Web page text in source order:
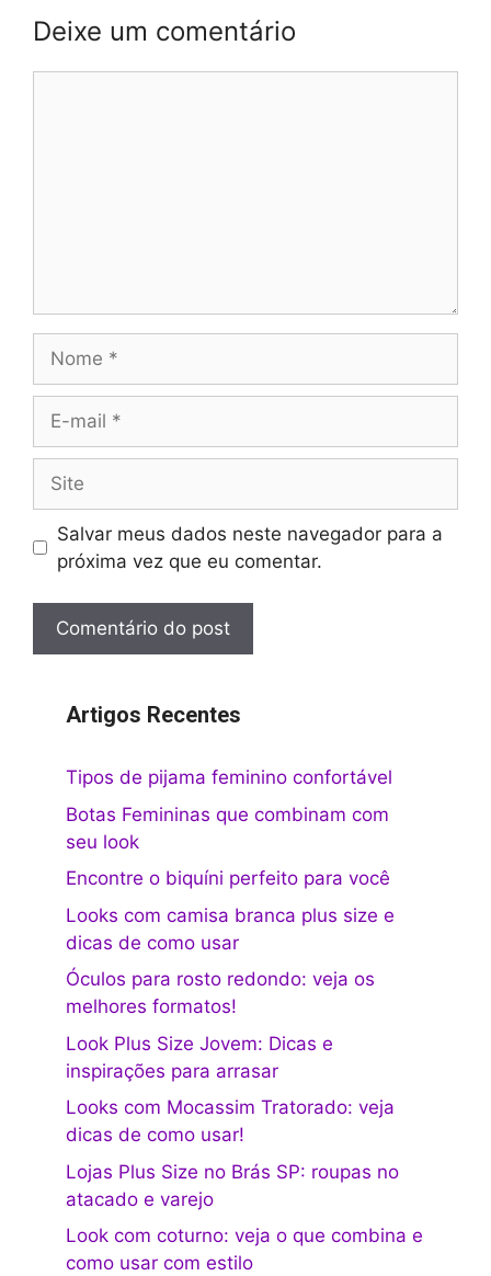
Deixe um comentário
mail
Salvar meus dados neste navegador para a
próxima vez que eu comentar.
Artigos Recentes
Tipos de pijama feminino confortável
Botas Femininas que combinam com
seu look
Encontre o biquíni perfeito para você
Looks com camisa branca plus size e
dicas de como usar
Óculos para rosto redondo: veja os
melhores formatos!
Look Plus Size Jovem: Dicas e
inspirações para arrasar
Looks com Mocassim Tratorado: veja
dicas de como usar!
Lojas Plus Size no Brás SP: roupas no
atacado e varejo
Look com coturno: veja o que combina e
como usar com estilo